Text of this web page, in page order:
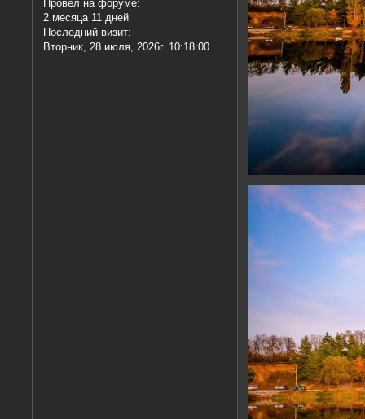
Провел на форуме:
2 месяца 11 дней
Последний визит:
Вторник, 28 июля, 2026г. 10:18:00